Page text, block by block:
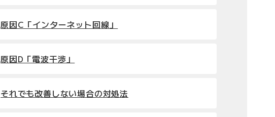
原因C「インターネット回線」
原因D「電波干渉」
それでも改善しない場合の対処法